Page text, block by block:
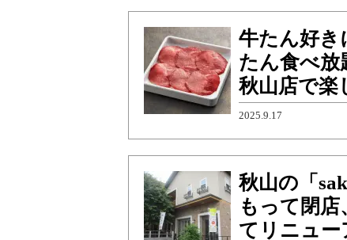
牛たん好き
たん食べ放
秋山店で楽
2025.9.17
秋山の「
もって閉
てリニュー